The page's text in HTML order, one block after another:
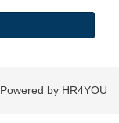
Powered by HR4YOU